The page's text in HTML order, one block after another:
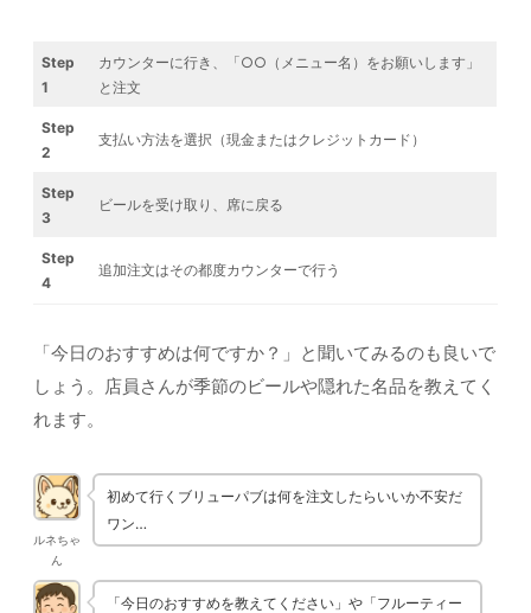
Step
1
カウンターに行き、「○○（メニュー名）をお願いします」
と注文
Step
2
支払い方法を選択（現金またはクレジットカード）
Step
3
ビールを受け取り、席に戻る
Step
4
追加注文はその都度カウンターで行う
「今日のおすすめは何ですか？」と聞いてみるのも良いで
しょう。店員さんが季節のビールや隠れた名品を教えてく
れます。
ルネちゃ
ん
初めて行くブリューパブは何を注文したらいいか不安だ
ワン…
「今日のおすすめを教えてください」や「フルーティー